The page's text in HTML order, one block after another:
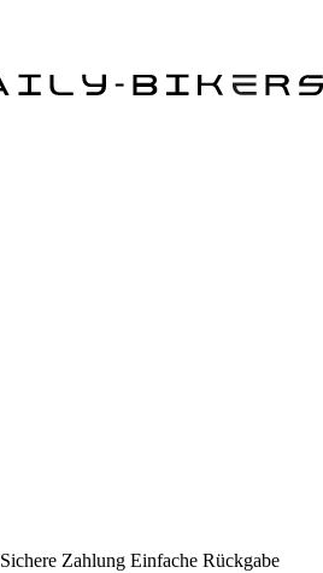
Sichere Zahlung Einfache Rückgabe